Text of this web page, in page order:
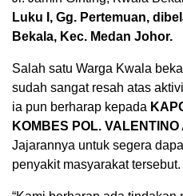
Luku I, Gg. Pertemuan,
Bekala, Kec. Medan Johor.
Salah satu Warga Kwala
sudah sangat resah atas
ia pun berharap kepada
KOMBES POL.
Jajarannya untuk segera
penyakit masyarakat tersebut.